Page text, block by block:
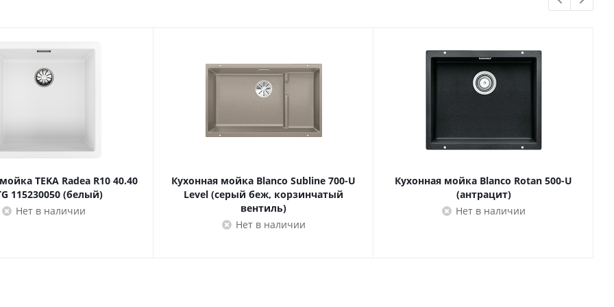
Нет
Нет
TEKA Radea R10 40.40
115230050 (белый)
Нет в наличии
Кухонная мойка Blanco Subline 700-U
Level (серый беж, корзинчатый
вентиль)
Нет в наличии
Кухонная мойка Blanco Rotan 500-U
(антрацит)
Нет в наличии